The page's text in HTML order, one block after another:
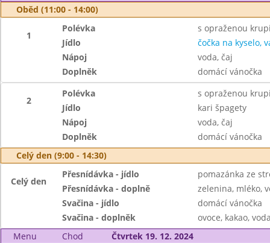
Oběd (11:00 - 14:00)
1
Polévka
s opraženou
Jídlo
čočka na kyselo,
Nápoj
voda, čaj
Doplněk
domácí vánočka
2
Polévka
s opraženou
Jídlo
kari špagety
Nápoj
voda, čaj
Doplněk
domácí vánočka
Celý den (9:00 - 14:30)
Celý den
Přesnídávka - jídlo
pomazánka ze
Přesnídávka - doplně
zelenina, mléko,
Svačina - jídlo
domácí vánočka
Svačina - doplněk
ovoce, kakao,
Menu
Chod
Čtvrtek 19. 12. 2024